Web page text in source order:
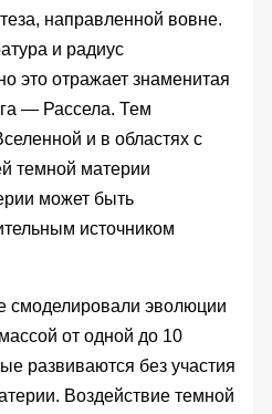
направленной вовне.
и радиус
это отражает знаменитая
— Рассела. Тем
и в областях с
темной материи
может быть
источником
смоделировали эволюции
от одной до 10
развиваются без участия
Воздействие темной